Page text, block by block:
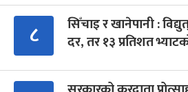
८
सिँचाइ र खानेपानी :
दर, तर १३ प्रतिशत